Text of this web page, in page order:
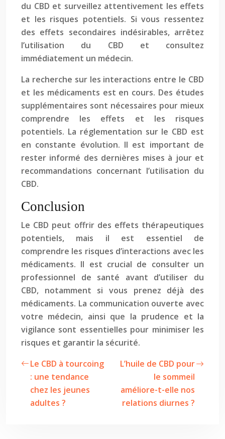
du CBD et surveillez attentivement les effets
et les risques potentiels. Si vous ressentez
des effets secondaires indésirables, arrêtez
l’utilisation du CBD et consultez
immédiatement un médecin.
La recherche sur les interactions entre le CBD
et les médicaments est en cours. Des études
supplémentaires sont nécessaires pour mieux
comprendre les effets et les risques
potentiels. La réglementation sur le CBD est
en constante évolution. Il est important de
rester informé des dernières mises à jour et
recommandations concernant l’utilisation du
CBD.
Conclusion
Le CBD peut offrir des effets thérapeutiques
potentiels, mais il est essentiel de
comprendre les risques d’interactions avec les
médicaments. Il est crucial de consulter un
professionnel de santé avant d’utiliser du
CBD, notamment si vous prenez déjà des
médicaments. La communication ouverte avec
votre médecin, ainsi que la prudence et la
vigilance sont essentielles pour minimiser les
risques et garantir la sécurité.
Le CBD à tourcoing
: une tendance
chez les jeunes
adultes ?
L’huile de CBD pour
le sommeil
améliore-t-elle nos
relations diurnes ?